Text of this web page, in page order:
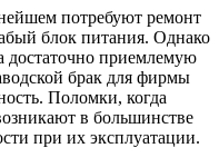
потребуют ремонт
блок питания. Однако
достаточно приемлемую
брак для фирмы
Поломки, когда
в большинстве
при их эксплуатации.